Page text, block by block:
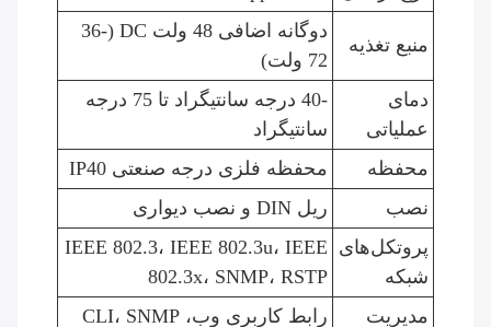
منبع تغذیه
دوگانه اضافی 48 ولت DC (36-
72 ولت)
دمای
عملیاتی
-40 درجه سانتیگراد تا 75 درجه
سانتیگراد
محفظه
محفظه فلزی درجه صنعتی IP40
نصب
ریل DIN و نصب دیواری
پروتکل‌های
شبکه
IEEE 802.3، IEEE 802.3u، IEEE
802.3x، SNMP، RSTP
مدیریت
رابط کاربری وب، CLI، SNMP